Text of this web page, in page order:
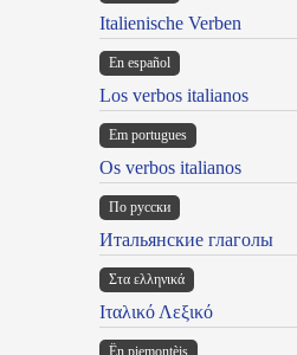
Italienische Verben
En español
Los verbos italianos
Em portugues
Os verbos italianos
По русски
Итальянские глаголы
Στα ελληνικά
Ιταλικό Λεξικό
Ën piemontèis